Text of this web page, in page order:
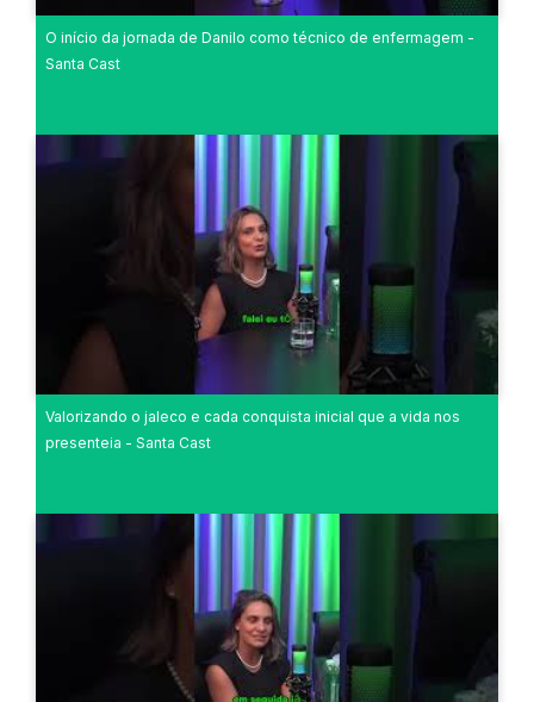
O início da jornada de Danilo como técnico de enfermagem -
Santa Cast
Valorizando o jaleco e cada conquista inicial que a vida nos
presenteia - Santa Cast